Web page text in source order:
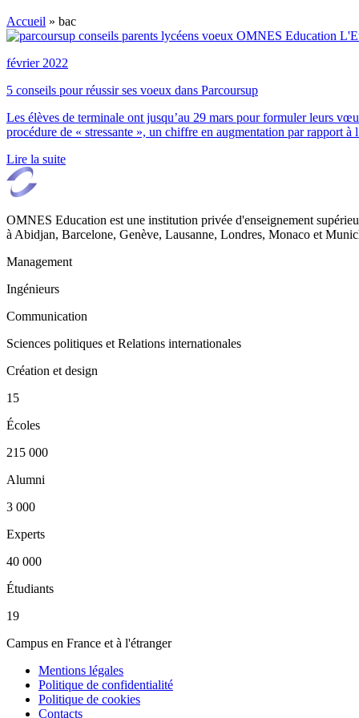
Accueil » bac
février 2022
5 conseils pour réussir ses voeux dans Parcoursup
Les élèves de terminale ont jusqu’au 29 mars pour formuler leurs
procédure de « stressante », un chiffre en augmentation par rapport
Lire la suite
OMNES Education est une institution privée d'enseignement
à Abidjan, Barcelone, Genève, Lausanne, Londres, Monaco et
Management
Ingénieurs
Communication
Sciences politiques et Relations internationales
Création et design
15
Écoles
215 000
Alumni
3 000
Experts
40 000
Étudiants
19
Campus en France et à l'étranger
Mentions légales
Politique de confidentialité
Politique de cookies
Contacts